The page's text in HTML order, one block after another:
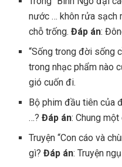
nước … khôn rửa sạch
chỗ trống.Đáp án:
“Sống trong đời sống
trong nhạc phẩm nào
gió cuốn đi.
Bộ phim đầu tiên của
…?Đáp án: Chung
Truyện “Con cáo và
gì?Đáp án: Truyện